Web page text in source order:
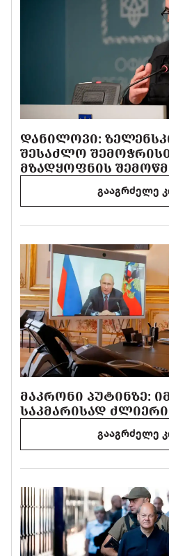
ᲓᲐᲜᲘᲚᲝᲕᲘ:
ᲨᲔᲡᲐᲫᲚᲝ
ᲛᲖᲐᲓᲧᲝᲤᲜᲘᲡ
გააგრძელე
ᲛᲐᲙᲠᲝᲜᲘ ᲞᲣᲢᲘᲜᲖᲔ:
ᲡᲐᲙᲛᲐᲠᲘᲡᲐᲓ
გააგრძელე